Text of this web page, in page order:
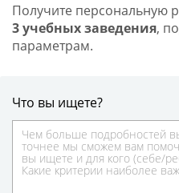
Получите персональную
3 учебных заведения,
параметрам.
Что вы ищете?